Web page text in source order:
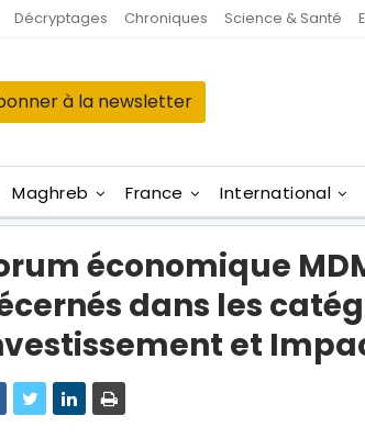
Décryptages Chroniques Science & Santé
à la newsletter
Maghreb France International
économique
dans les
et